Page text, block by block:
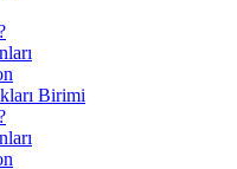
Birimi